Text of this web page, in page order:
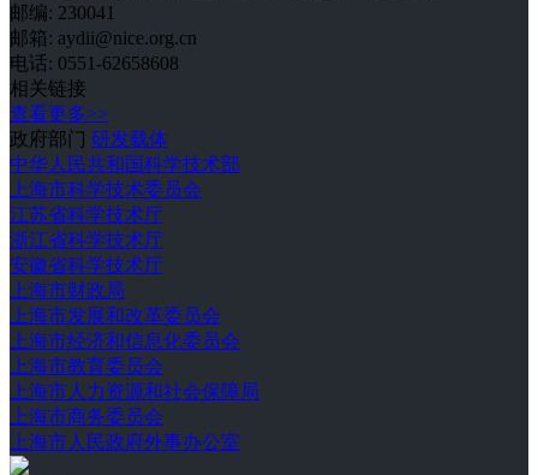
邮编: 230041
邮箱: aydii@nice.org.cn
电话: 0551-62658608
相关链接
查看更多>>
政府部门 研发载体
中华人民共和国科学技术部
上海市科学技术委员会
江苏省科学技术厅
浙江省科学技术厅
安徽省科学技术厅
上海市财政局
上海市发展和改革委员会
上海市经济和信息化委员会
上海市教育委员会
上海市人力资源和社会保障局
上海市商务委员会
上海市人民政府外事办公室